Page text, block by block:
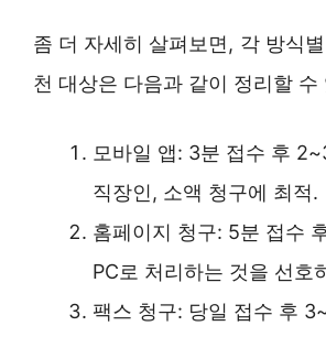
좀 더 자세히 살펴보면, 각 방식
천 대상은 다음과 같이 정리할 수
모바일 앱: 3분 접수 후
직장인, 소액 청구에 최적.
홈페이지 청구: 5분 접수
PC로 처리하는 것을 선호
팩스 청구: 당일 접수 후